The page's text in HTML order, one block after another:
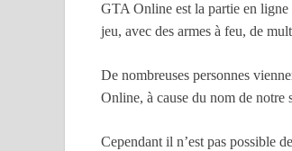
GTA Online est la partie en ligne
jeu, avec des armes à feu, de
De nombreuses personnes
Online, à cause du nom de notre
Cependant il n’est pas possible